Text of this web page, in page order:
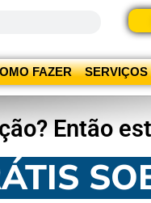
FAZER SERVIÇOS
Então